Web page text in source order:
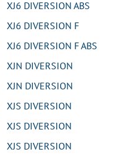
DIVERSION ABS
DIVERSION F
DIVERSION F ABS
DIVERSION
DIVERSION
DIVERSION
DIVERSION
DIVERSION